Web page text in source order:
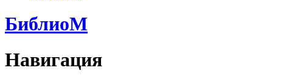
БиблиоМ
Навигация